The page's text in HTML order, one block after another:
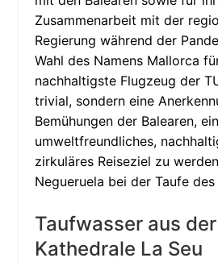
Zusammenarbeit mit der
Regierung während der
Wahl des Namens Mallorca
nachhaltigste Flugzeug der
trivial, sondern eine
Bemühungen der Balearen, ein
umweltfreundliches,
zirkuläres Reiseziel zu
Negueruela bei der Taufe des
Taufwasser aus der
Kathedrale La Seu